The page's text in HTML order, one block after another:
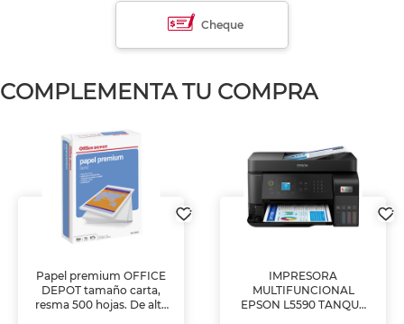
Cheque
COMPLEMENTA TU COMPRA
Papel premium OFFICE
DEPOT tamaño carta,
resma 500 hojas. De alta
IMPRESORA
MULTIFUNCIONAL
EPSON L5590 TANQUE